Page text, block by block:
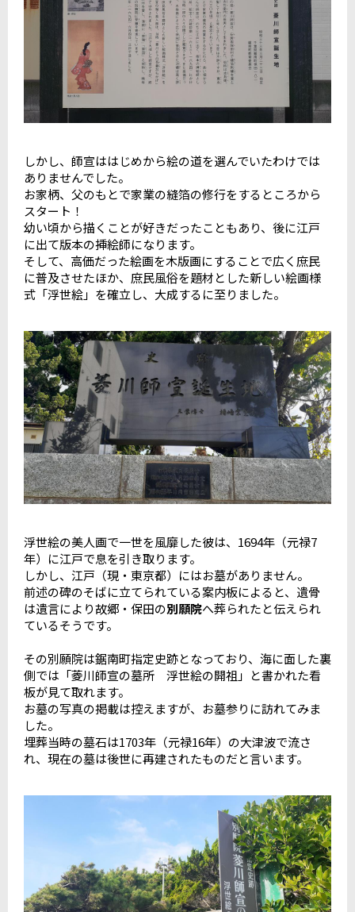
しかし、師宣ははじめから絵の道を選んでいたわけでは
ありませんでした。
お家柄、父のもとで家業の縫箔の修行をするところから
スタート！
幼い頃から描くことが好きだったこともあり、後に江戸
に出て版本の挿絵師になります。
そして、高価だった絵画を木版画にすることで広く庶民
に普及させたほか、庶民風俗を題材とした新しい絵画様
式「浮世絵」を確立し、大成するに至りました。
浮世絵の美人画で一世を風靡した彼は、1694年（元禄7
年）に江戸で息を引き取ります。
しかし、江戸（現・東京都）にはお墓がありません。
前述の碑のそばに立てられている案内板によると、遺骨
は遺言により故郷・保田の別願院へ葬られたと伝えられ
ているそうです。
その別願院は鋸南町指定史跡となっており、海に面した裏
側では「菱川師宣の墓所 浮世絵の開祖」と書かれた看
板が見て取れます。
お墓の写真の掲載は控えますが、お墓参りに訪れてみま
した。
埋葬当時の墓石は1703年（元禄16年）の大津波で流さ
れ、現在の墓は後世に再建されたものだと言います。